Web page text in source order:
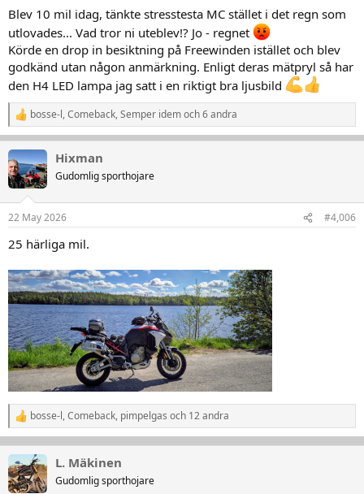
:
Blev 10 mil idag, tänkte stresstesta MC stället i det regn som
utlovades... Vad tror ni uteblev!? Jo - regnet
Körde en drop in besiktning på Freewinden istället och blev
godkänd utan någon anmärkning. Enligt deras mätpryl så har
den H4 LED lampa jag satt i en riktigt bra ljusbild
R
e
a
k
t
i
e
:
bosse-l,Comeback,Semper idemoch 6 andra
Hixman
Gudomlig sporthojare
22 May 2026 #4,006
25 härliga mil.
R
e
a
k
t
i
bosse-l,Comeback, pimpelgas och 12 andra
L. Mäkinen
Gudomlig sporthojare